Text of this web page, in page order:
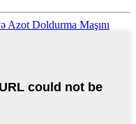
Azot Doldurma Maşını